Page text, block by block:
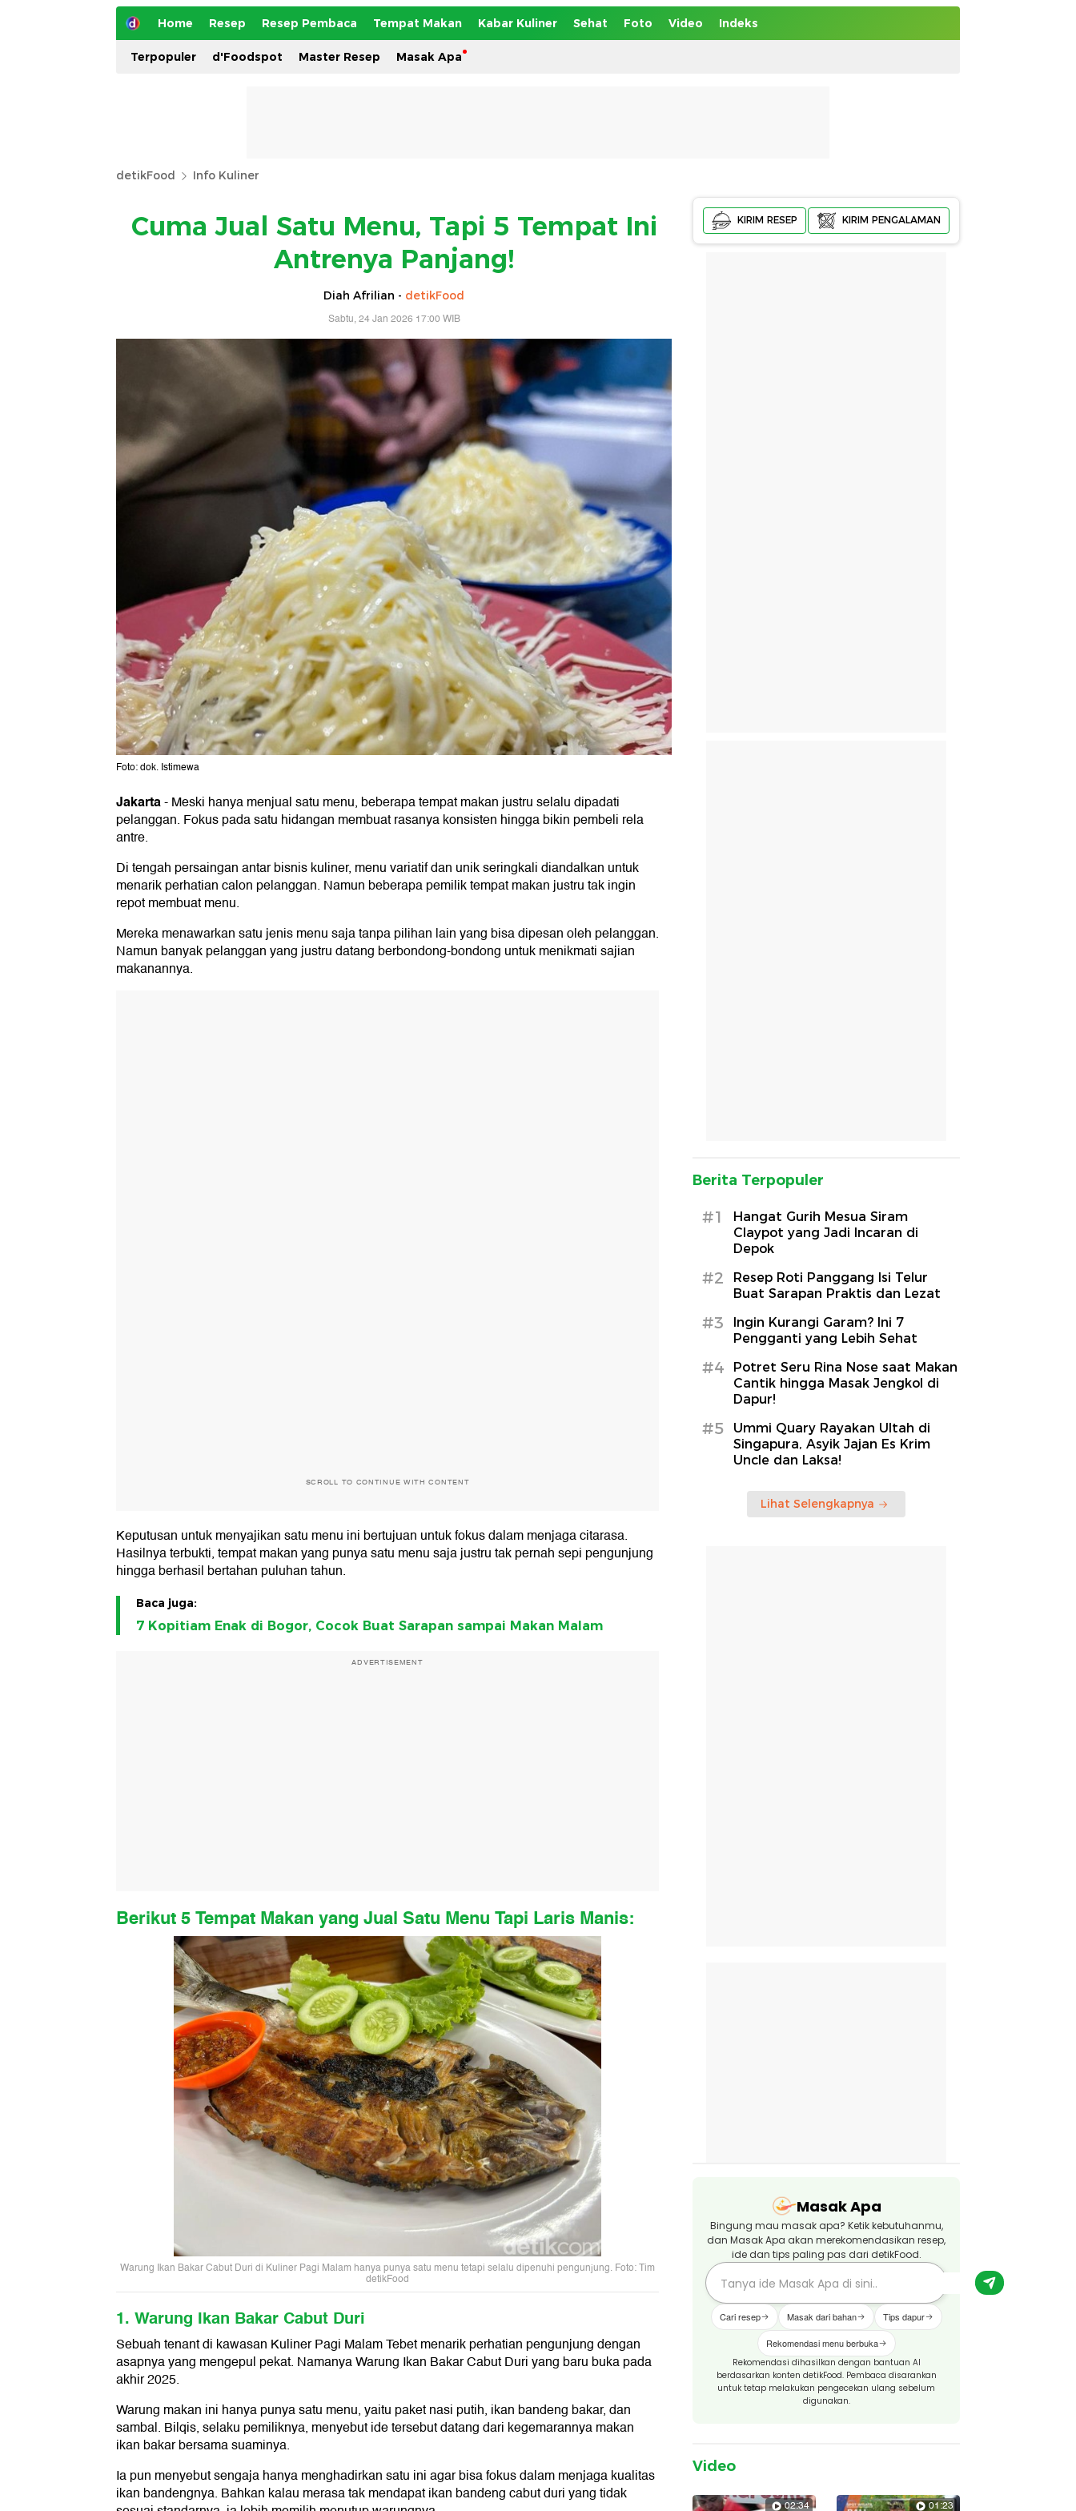
Home Resep Resep Pembaca Tempat Makan Kabar Kuliner Sehat Foto Video Indeks
Terpopuler d'Foodspot Master Resep Masak Apa
detikFood Info Kuliner
Cuma Jual Satu Menu, Tapi 5 Tempat Ini
Antrenya Panjang!
Diah Afrilian - detikFood
Sabtu, 24 Jan 2026 17:00 WIB
Foto: dok. Istimewa
Jakarta-Meski hanya menjual satu menu, beberapa tempat makan justru selalu dipadati
pelanggan. Fokus pada satu hidangan membuat rasanya konsisten hingga bikin pembeli rela
antre.
Di tengah persaingan antar bisnis kuliner, menu variatif dan unik seringkali diandalkan untuk
menarik perhatian calon pelanggan. Namun beberapa pemilik tempat makan justru tak ingin
repot membuat menu.
Mereka menawarkan satu jenis menu saja tanpa pilihan lain yang bisa dipesan oleh pelanggan.
Namun banyak pelanggan yang justru datang berbondong-bondong untuk menikmati sajian
makanannya.
SCROLL TO CONTINUE WITH CONTENT
Keputusan untuk menyajikan satu menu ini bertujuan untuk fokus dalam menjaga citarasa.
Hasilnya terbukti, tempat makan yang punya satu menu saja justru tak pernah sepi pengunjung
hingga berhasil bertahan puluhan tahun.
Baca juga:
7 Kopitiam Enak di Bogor, Cocok Buat Sarapan sampai Makan Malam
ADVERTISEMENT
Berikut 5 Tempat Makan yang Jual Satu Menu Tapi Laris Manis:
Warung Ikan Bakar Cabut Duri di Kuliner Pagi Malam hanya punya satu menu tetapi selalu dipenuhi pengunjung. Foto: Tim
detikFood
1. Warung Ikan Bakar Cabut Duri
Sebuah tenant di kawasan Kuliner Pagi Malam Tebet menarik perhatian pengunjung dengan
asapnya yang mengepul pekat. Namanya Warung Ikan Bakar Cabut Duri yang baru buka pada
akhir 2025.
Warung makan ini hanya punya satu menu, yaitu paket nasi putih, ikan bandeng bakar, dan
sambal. Bilqis, selaku pemiliknya, menyebut ide tersebut datang dari kegemarannya makan
ikan bakar bersama suaminya.
Ia pun menyebut sengaja hanya menghadirkan satu ini agar bisa fokus dalam menjaga kualitas
ikan bandengnya. Bahkan kalau merasa tak mendapat ikan bandeng cabut duri yang tidak
KIRIM RESEP KIRIM PENGALAMAN
Berita Terpopuler
#1
Hangat Gurih Mesua Siram
Claypot yang Jadi Incaran di
Depok
#2
Resep Roti Panggang Isi Telur
Buat Sarapan Praktis dan Lezat
#3
Ingin Kurangi Garam? Ini 7
Pengganti yang Lebih Sehat
#4
Potret Seru Rina Nose saat Makan
Cantik hingga Masak Jengkol di
Dapur!
#5
Ummi Quary Rayakan Ultah di
Singapura, Asyik Jajan Es Krim
Uncle dan Laksa!
Lihat Selengkapnya
Masak Apa
Bingung mau masak apa? Ketik kebutuhanmu,
dan Masak Apa akan merekomendasikan resep,
ide dan tips paling pas dari detikFood.
Cari resep Masak dari bahan Tips dapur
Rekomendasi menu berbuka
Rekomendasi dihasilkan dengan bantuan AI
berdasarkan konten detikFood. Pembaca disarankan
untuk tetap melakukan pengecekan ulang sebelum
digunakan.
Video
02:34 01:23